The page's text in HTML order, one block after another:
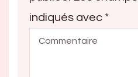
indiqués avec *